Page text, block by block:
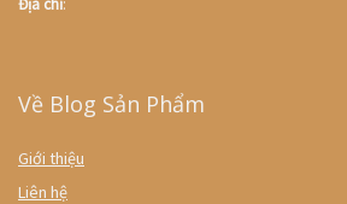
Địa chỉ:
Về Blog Sản Phẩm
Giới thiệu
Liên hệ